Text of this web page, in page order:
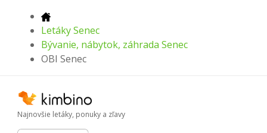
Letáky Senec
Bývanie, nábytok, záhrada Senec
OBI Senec
Najnovšie letáky, ponuky a zľavy